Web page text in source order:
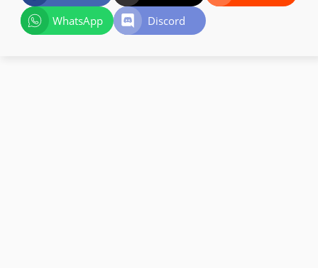
WhatsApp
Discord